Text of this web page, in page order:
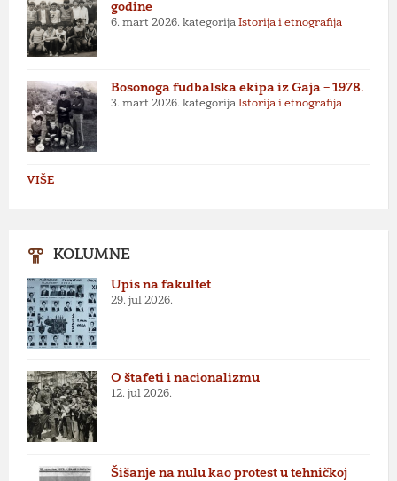
godine
6. mart 2026. kategorija Istorija i etnografija
Bosonoga fudbalska ekipa iz Gaja – 1978.
3. mart 2026. kategorija Istorija i etnografija
VIŠE
KOLUMNE
Upis na fakultet
29. jul 2026.
O štafeti i nacionalizmu
12. jul 2026.
Šišanje na nulu kao protest u tehničkoj